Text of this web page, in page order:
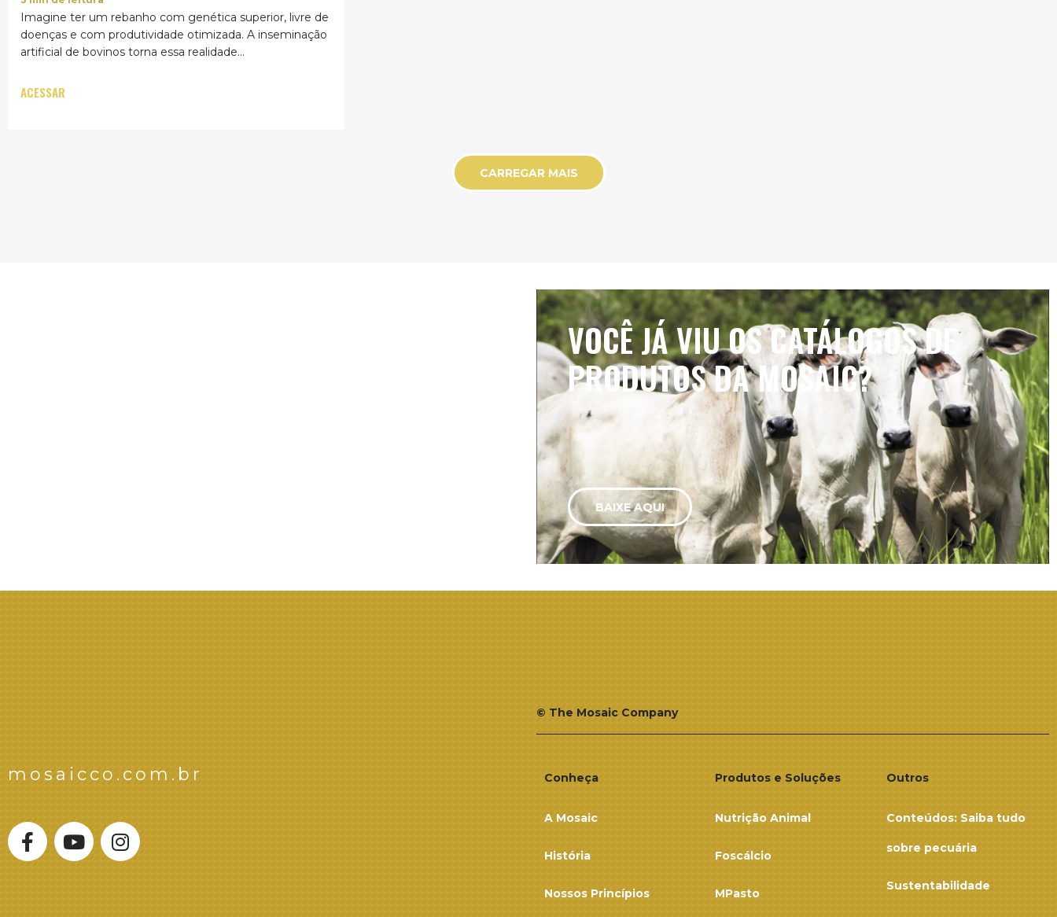
Imagine ter um rebanho com genética superior, livre de
doenças e com produtividade otimizada. A inseminação
artificial de bovinos torna essa realidade...
ACESSAR
CARREGAR MAIS
VOCÊ JÁ VIU OS CATÁLOGOS DE
PRODUTOS DA MOSAIC?
BAIXE AQUI
mosaicco.com.br
© The Mosaic Company
Conheça
A Mosaic
História
Nossos Princípios
Produtos e Soluções
Nutrição Animal
Foscálcio
MPasto
Outros
Conteúdos: Saiba tudo
sobre pecuária
Sustentabilidade